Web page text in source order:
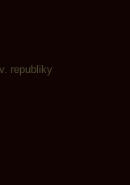
republiky